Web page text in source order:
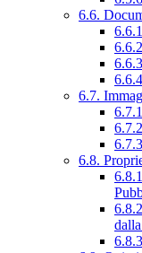
6.6.
6.7.
6.8.